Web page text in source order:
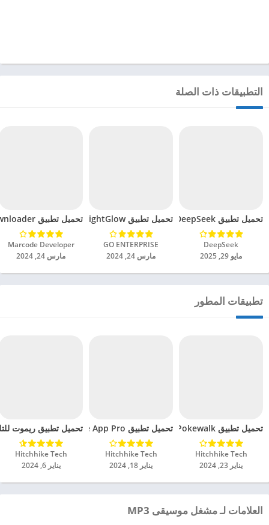
التطبيقات ذات الصلة
تحميل تطبيق DeepSeek مهكر للاندرويد 2025
DeepSeek‏
مايو 29, 2025
تحميل تطبيق BrightGlow مهكر للاندرويد 2024
GO ENTERPRISE‏
مارس 24, 2024
تحميل تطبيق mp4 video downloader مهكر للاندرويد 2024
Marcode Developer‏
مارس 24, 2024
تطبيقات المطور
تحميل تطبيق Adventure Sync – Pokewalk مهكر للاندرويد 2024
Hitchhike Tech‏
يناير 23, 2024
تحميل تطبيق Blood Pressure App Pro مهكر للاندرويد 2024
Hitchhike Tech‏
يناير 18, 2024
تحميل تطبيق ريموت
Hitchhike Tech‏
يناير 6, 2024
العلامات لـ مشغل موسيقى MP3